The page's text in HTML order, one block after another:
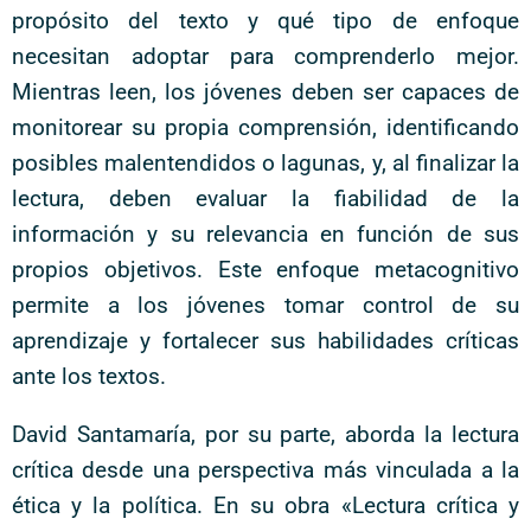
propósito del texto y qué tipo de enfoque
necesitan adoptar para comprenderlo mejor.
Mientras leen, los jóvenes deben ser capaces de
monitorear su propia comprensión, identificando
posibles malentendidos o lagunas, y, al finalizar la
lectura, deben evaluar la fiabilidad de la
información y su relevancia en función de sus
propios objetivos. Este enfoque metacognitivo
permite a los jóvenes tomar control de su
aprendizaje y fortalecer sus habilidades críticas
ante los textos.
David Santamaría, por su parte, aborda la lectura
crítica desde una perspectiva más vinculada a la
ética y la política. En su obra «Lectura crítica y